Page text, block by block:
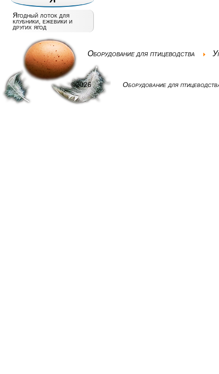
Ягодный лоток для
клубники, ежевики и
других ягод
Оборудование для птицеводства
©2026 Оборудование для